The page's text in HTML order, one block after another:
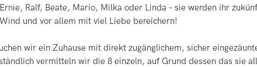
Ralf, Beate, Mario, Milka oder Linda – sie werden ihr
und vor allem mit viel Liebe bereichern!
wir ein Zuhause mit direkt zugänglichem, sicher
vermitteln wir die 8 einzeln, auf Grund dessen das sie